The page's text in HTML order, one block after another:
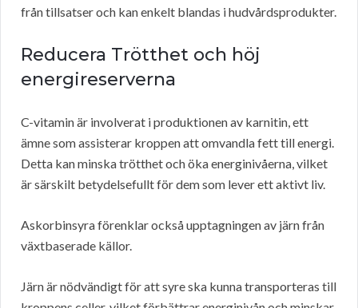
från tillsatser och kan enkelt blandas i hudvårdsprodukter.
Reducera Trötthet och höj
energireserverna
C-vitamin är involverat i produktionen av karnitin, ett
ämne som assisterar kroppen att omvandla fett till energi.
Detta kan minska trötthet och öka energinivåerna, vilket
är särskilt betydelsefullt för dem som lever ett aktivt liv.
Askorbinsyra förenklar också upptagningen av järn från
växtbaserade källor.
Järn är nödvändigt för att syre ska kunna transporteras till